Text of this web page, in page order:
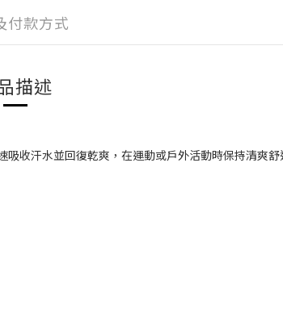
付款方式
描述
收汗水並回復乾爽，在運動或戶外活動時保持清爽